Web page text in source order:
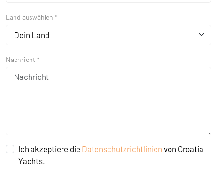
Land auswählen *
Dein Land
Nachricht *
Ich akzeptiere die Datenschutzrichtlinien von Croatia
Yachts.